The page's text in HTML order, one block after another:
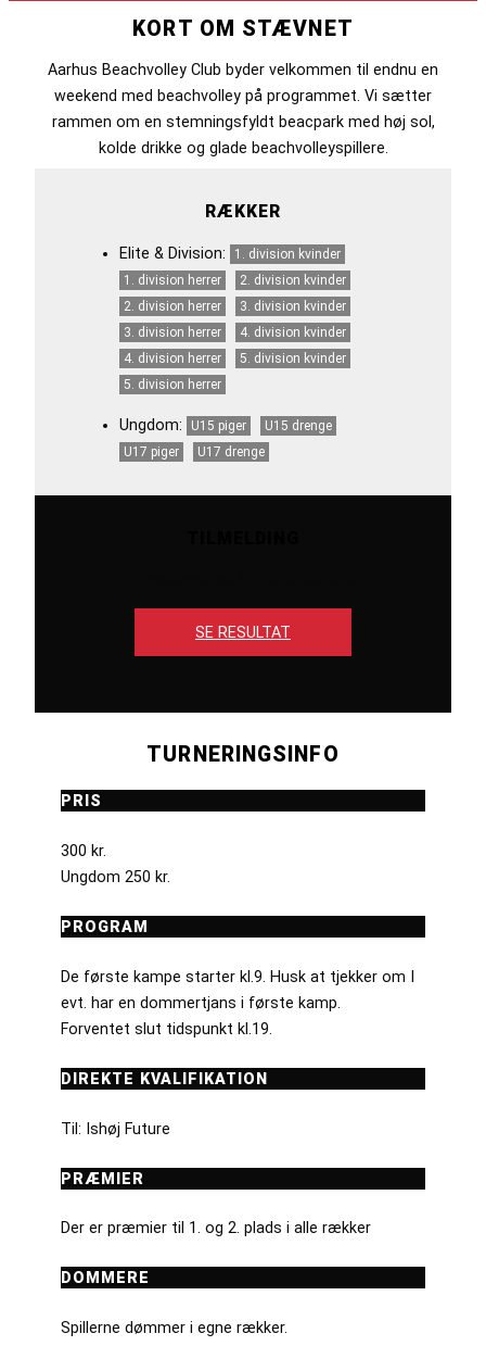
KORT OM STÆVNET
Aarhus Beachvolley Club byder velkommen til endnu en
weekend med beachvolley på programmet. Vi sætter
rammen om en stemningsfyldt beacpark med høj sol,
kolde drikke og glade beachvolleyspillere.
RÆKKER
Elite & Division:
1. division kvinder
1. division herrer
2. division kvinder
2. division herrer
3. division kvinder
3. division herrer
4. division kvinder
4. division herrer
5. division kvinder
5. division herrer
Ungdom: U15 piger
U15 drenge
U17 piger
U17 drenge
SE RESULTAT
TURNERINGSINFO
PRIS
300 kr.
Ungdom 250 kr.
PROGRAM
De første kampe starter kl.9. Husk at tjekker om I
evt. har en dommertjans i første kamp.
Forventet slut tidspunkt kl.19.
DIREKTE KVALIFIKATION
Til: Ishøj Future
PRÆMIER
Der er præmier til 1. og 2. plads i alle rækker
DOMMERE
Spillerne dømmer i egne rækker.